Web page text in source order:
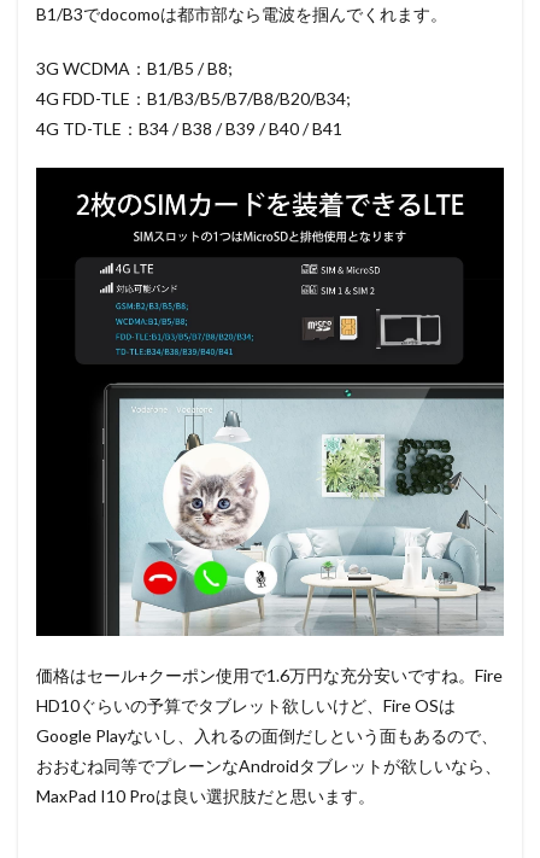
B1/B3でdocomoは都市部なら電波を掴んでくれます。
3G WCDMA：B1/B5 / B8;
4G FDD-TLE：B1/B3/B5/B7/B8/B20/B34;
4G TD-TLE：B34 / B38 / B39 / B40 / B41
価格はセール+クーポン使用で1.6万円な充分安いですね。Fire
HD10ぐらいの予算でタブレット欲しいけど、Fire OSは
Google Playないし、入れるの面倒だしという面もあるので、
おおむね同等でプレーンなAndroidタブレットが欲しいなら、
MaxPad I10 Proは良い選択肢だと思います。